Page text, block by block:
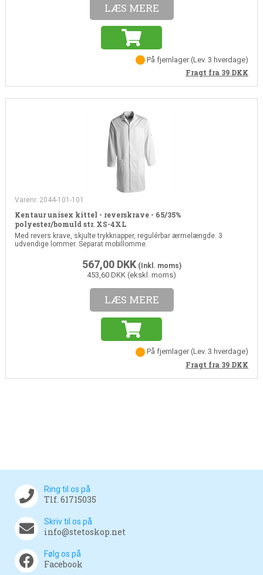
LÆS MERE
På fjernlager(Lev. 3 hverdage)
Fragt fra 39 DKK
Varenr. 2044-101-101
Kentaur unisex kittel - reverskrave - 65/35%
polyester/bomuld str. XS-4XL
Med revers krave, skjulte trykknapper, regulérbar ærmelængde. 3
udvendige lommer. Separat mobillomme.
567,00 DKK(Inkl. moms)
453,60 DKK (ekskl. moms)
LÆS MERE
På fjernlager(Lev. 3 hverdage)
Fragt fra 39 DKK
Ring til os på
Tlf. 61715035
Skriv til os på
info@stetoskop.net
Følg os på
Facebook